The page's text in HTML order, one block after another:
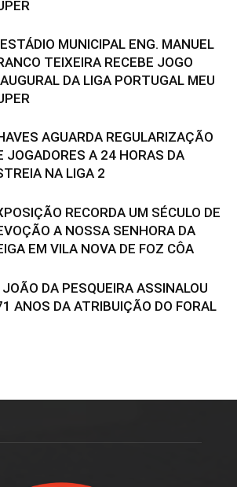
MUNICIPAL ENG. MANUEL
TEIXEIRA RECEBE JOGO
DA LIGA PORTUGAL MEU
AGUARDA REGULARIZAÇÃO
JOGADORES A 24 HORAS DA
NA LIGA 2
RECORDA UM SÉCULO DE
A NOSSA SENHORA DA
EM VILA NOVA DE FOZ CÔA
JOÃO DA PESQUEIRA ASSINALOU
ANOS DA ATRIBUIÇÃO DO FORAL